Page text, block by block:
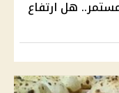
هل ارتفاع